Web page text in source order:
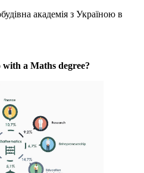
академія з Україною в
a Maths degree?